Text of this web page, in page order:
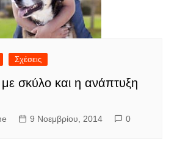
Σχέσεις
σκύλο και η ανάπτυξη
9 Νοεμβρίου, 2014 0